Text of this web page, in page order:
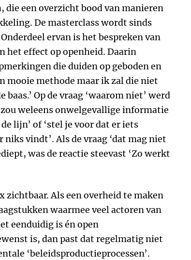
die een overzicht bood van manieren
De masterclass wordt sinds
ervan is het bespreken van
het effect op openheid. Daarin
die duiden op geboden en
mooie methode maar ik zal die niet
baas.’ Op de vraag ‘waarom niet’ werd
weleens onwelgevallige informatie
lijn’ of ‘stel je voor dat er iets
vindt’. Als de vraag ‘dat mag niet
was de reactie steevast ‘Zo werkt
zichtbaar. Als een overheid te maken
waarmee veel actoren van
eenduidig is én open
is, dan past dat regelmatig niet
‘beleidsproductieprocessen’.